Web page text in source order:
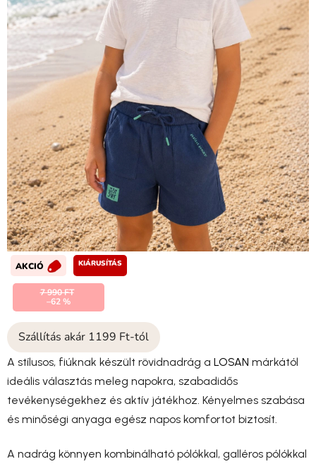
Szállítás akár 1199 Ft-tól
A stílusos, fiúknak készült rövidnadrág a LOSAN márkától
ideális választás meleg napokra, szabadidős
tevékenységekhez és aktív játékhoz. Kényelmes szabása
és minőségi anyaga egész napos komfortot biztosít.
A nadrág könnyen kombinálható pólókkal, galléros pólókkal
AKCIÓ KIÁRUSÍTÁS
7 990 FT
–62 %